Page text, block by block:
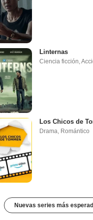
Linternas
Ciencia ficción,
Los Chicos de
Drama, Romántico
Nuevas series más